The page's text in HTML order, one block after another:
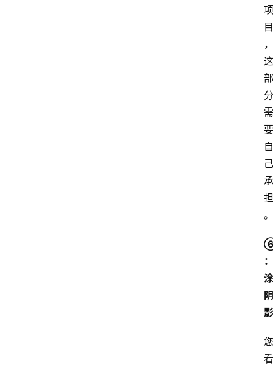
项
目
，
这
部
分
需
要
自
己
承
担
。
：
涂
阴
影
您
看